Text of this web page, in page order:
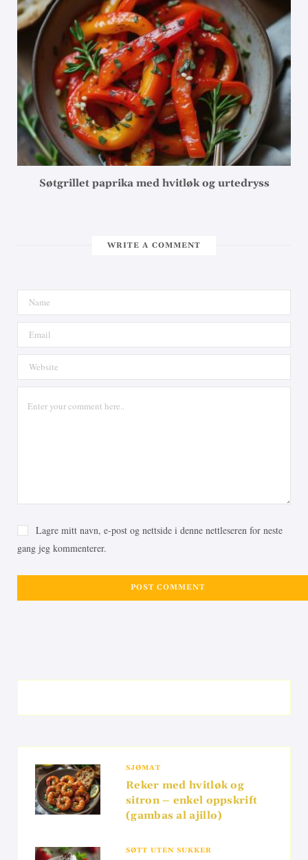
Søtgrillet paprika med hvitløk og urtedryss
WRITE A COMMENT
Lagre mitt navn, e-post og nettside i denne nettleseren for neste
gang jeg kommenterer.
SJØMAT
Reker med hvitløk og
sitron – enkel oppskrift
(gambas al ajillo)
SØTT UTEN SUKKER